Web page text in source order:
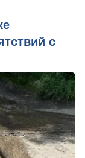
с